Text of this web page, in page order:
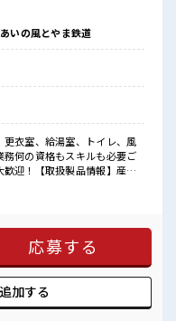
喫！
ければOKです！
ずOK♪
いの風とやま鉄道
更衣室、給湯室、トイレ、風
何の資格もスキルも必要ご
迎！【取扱製品情報】産業
ても大丈夫♪ 経験はちょっと
働きやすい職場≫ もちろん
週休二日制≫ 週末は家族や
！ ≪髪型自由≫ 基本的に髪色
ばOKです！ (規定有)制服が
性も活
応募する
追加する